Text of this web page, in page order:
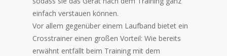
einfach verstauen können.
Vor allem gegenüber einem Laufband bietet ein
Crosstrainer einen großen Vorteil: Wie bereits
erwähnt entfällt beim Training mit dem